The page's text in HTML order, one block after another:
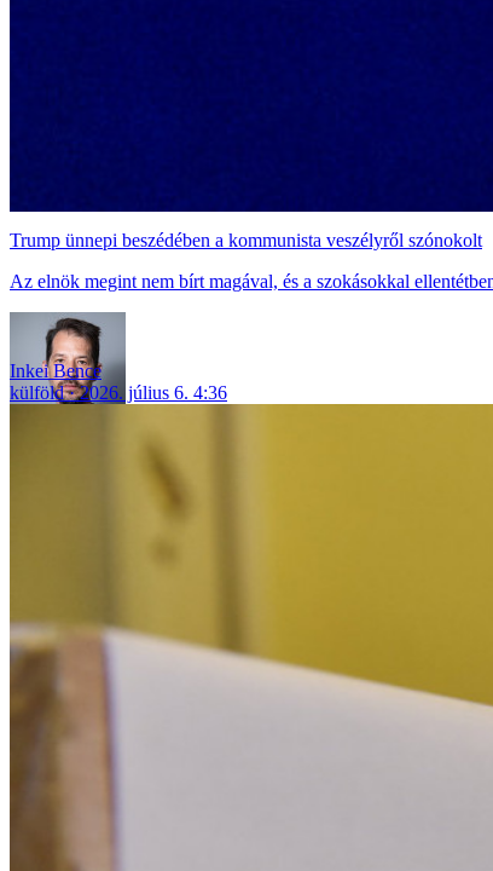
Trump ünnepi beszédében a kommunista veszélyről szónokolt
Az elnök megint nem bírt magával, és a szokásokkal
Inkei Bence
külföld
2026. július 6. 4:36